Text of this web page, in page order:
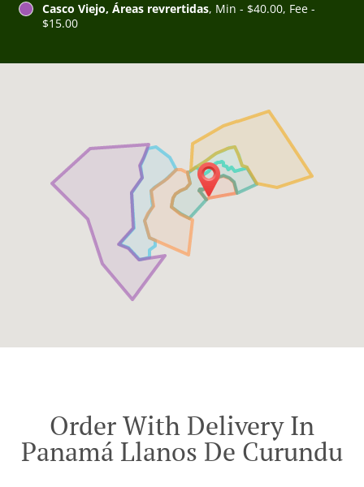
Casco Viejo, Áreas revrertidas, Min - $40.00, Fee -
$15.00
Order With Delivery In
Panamá Llanos De Curundu